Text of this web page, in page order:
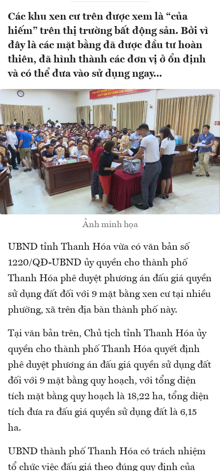
Các khu xen cư trên được xem là “của
hiếm” trên thị trường bất động sản. Bởi vì
đây là các mặt bằng đã được đầu tư hoàn
thiên, đã hình thành các đơn vị ở ổn định
và có thể đưa vào sử dụng ngay...
Ảnh minh họa
UBND tỉnh Thanh Hóa vừa có văn bản số
1220/QĐ-UBND ủy quyền cho thành phố
Thanh Hóa phê duyệt phương án đấu giá quyền
sử dụng đất đối với 9 mặt bằng xen cư tại nhiều
phường, xã trên địa bàn thành phố này.
Tại văn bản trên, Chủ tịch tỉnh Thanh Hóa ủy
quyền cho thành phố Thanh Hóa quyết định
phê duyệt phương án đấu giá quyền sử dụng đất
đối với 9 mặt bằng quy hoạch, với tổng diện
tích mặt bằng quy hoạch là 18,22 ha, tổng diện
tích đưa ra đấu giá quyền sử dụng đất là 6,15
ha.
UBND thành phố Thanh Hóa có trách nhiệm
tổ chức việc đấu giá theo đúng quy định của